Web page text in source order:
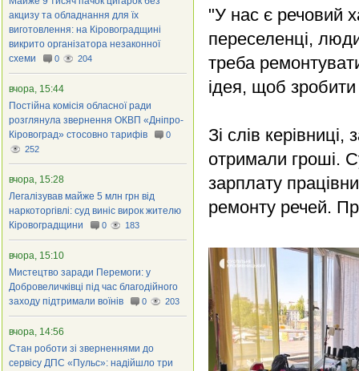
"У нас є речовий
переселенці,
треба
ідея, щоб зробити
Зі слів
отримали гроші.
зарплату
ремонту речей.
акцизу та обладнання для їх
виготовлення: на Кіровоградщині
викрито організатора незаконної
схеми
0 204
вчора, 15:44
Постійна комісія обласної ради
розглянула звернення ОКВП «Дніпро-
Кіровоград» стосовно тарифів
0
252
вчора, 15:28
Легалізував майже 5 млн грн від
наркоторгівлі: суд виніс вирок жителю
Кіровоградщини
0 183
вчора, 15:10
Мистецтво заради Перемоги: у
Добровеличківці під час благодійного
заходу підтримали воїнів
0 203
вчора, 14:56
Стан роботи зі зверненнями до
сервісу ДПС «Пульс»: надійшло три